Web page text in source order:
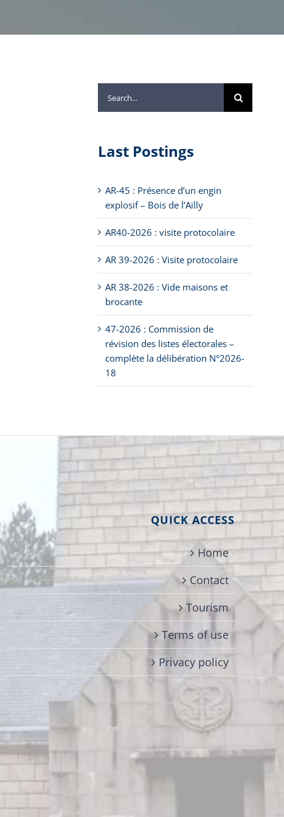
for:
Last Postings
AR-45 : Présence d’un engin
explosif – Bois de l’Ailly
AR40-2026 : visite protocolaire
AR 39-2026 : Visite protocolaire
AR 38-2026 : Vide maisons et
brocante
47-2026 : Commission de
révision des listes électorales –
complète la délibération N°2026-
18
QUICK ACCESS
Home
Contact
Tourism
Terms of use
Privacy policy